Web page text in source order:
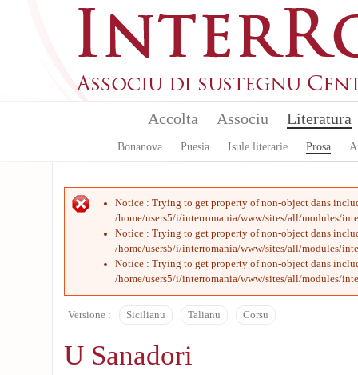
Accolta Associu Literatura
Bonanova Puesia Isule literarie Prosa
Message d'erreur
Notice: Trying to get property of non-object dans
/home/users5/i/interromania/www/sites/all/modules/
Notice: Trying to get property of non-object dans
/home/users5/i/interromania/www/sites/all/modules/
Notice: Trying to get property of non-object dans
/home/users5/i/interromania/www/sites/all/modules/
Versione : Sicilianu Talianu Corsu
U Sanadori